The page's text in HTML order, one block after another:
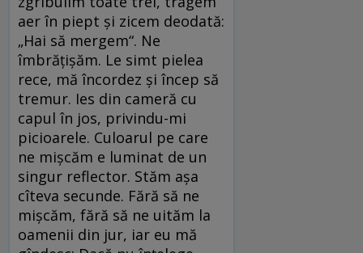
aer în piept și zicem deodată:
„Hai să mergem“. Ne
îmbrățișăm. Le simt pielea
rece, mă încordez și încep să
tremur. Ies din cameră cu
capul în jos, privindu-mi
picioarele. Culoarul pe care
ne mișcăm e luminat de un
singur reflector. Stăm așa
cîteva secunde. Fără să ne
mișcăm, fără să ne uităm la
oamenii din jur, iar eu mă